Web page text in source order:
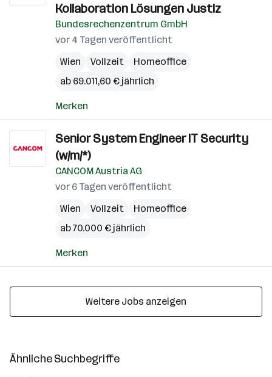
Kollaboration Lösungen Justiz
Bundesrechenzentrum GmbH
vor 4 Tagen veröffentlicht
Wien
Vollzeit
Homeoffice
ab 69.011,60 € jährlich
Merken
Senior System Engineer IT Security
(w/m/*)
CANCOM Austria AG
vor 6 Tagen veröffentlicht
Wien
Vollzeit
Homeoffice
ab 70.000 € jährlich
Merken
Weitere Jobs anzeigen
Ähnliche Suchbegriffe